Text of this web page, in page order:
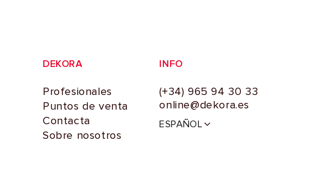
DEKORA
Profesionales
Puntos de venta
Contacta
Sobre nosotros
INFO
(+34) 965 94 30 33
online@dekora.es
d
ESPAÑOL